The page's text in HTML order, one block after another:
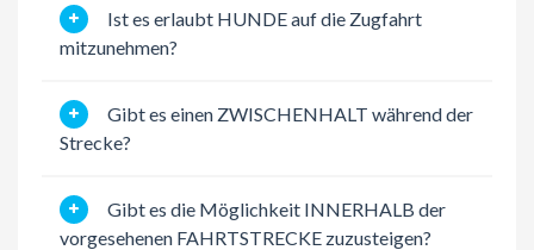
Ist es erlaubt HUNDE auf die Zugfahrt
mitzunehmen?
Gibt es einen ZWISCHENHALT während der
Strecke?
Gibt es die Möglichkeit INNERHALB der
vorgesehenen FAHRTSTRECKE zuzusteigen?